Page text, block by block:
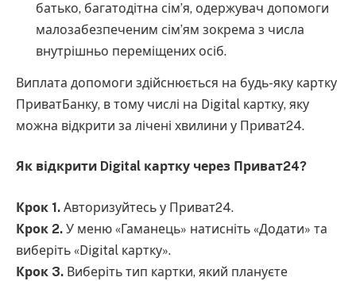
батько, багатодітна сім’я, одержувач допомоги
малозабезпеченим сім’ям зокрема з числа
внутрішньо переміщених осіб.
Виплата допомоги здійснюється на будь-яку картку
ПриватБанку, в тому числі на Digital картку, яку
можна відкрити за лічені хвилини у Приват24.
Як відкрити Digital картку через Приват24?
Крок 1. Авторизуйтесь у Приват24.
Крок 2. У меню «Гаманець» натисніть «Додати» та
виберіть «Digital картку».
Крок 3. Виберіть тип картки, який плануєте